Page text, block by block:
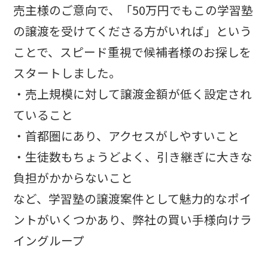
売主様のご意向で、「50万円でもこの学習塾
の譲渡を受けてくださる方がいれば」という
ことで、スピード重視で候補者様のお探しを
スタートしました。
・売上規模に対して譲渡金額が低く設定され
ていること
・首都圏にあり、アクセスがしやすいこと
・生徒数もちょうどよく、引き継ぎに大きな
負担がかからないこと
など、学習塾の譲渡案件として魅力的なポイ
ントがいくつかあり、弊社の買い手様向けラ
イングループ